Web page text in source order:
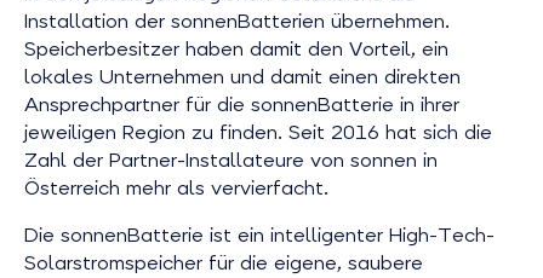
Installation der sonnenBatterien übernehmen.
Speicherbesitzer haben damit den Vorteil, ein
lokales Unternehmen und damit einen direkten
Ansprechpartner für die sonnenBatterie in ihrer
jeweiligen Region zu finden. Seit 2016 hat sich die
Zahl der Partner-Installateure von sonnen in
Österreich mehr als vervierfacht.
Die sonnenBatterie ist ein intelligenter High-Tech-
Solarstromspeicher für die eigene, saubere